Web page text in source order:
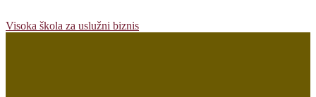
Visoka škola za uslužni biznis